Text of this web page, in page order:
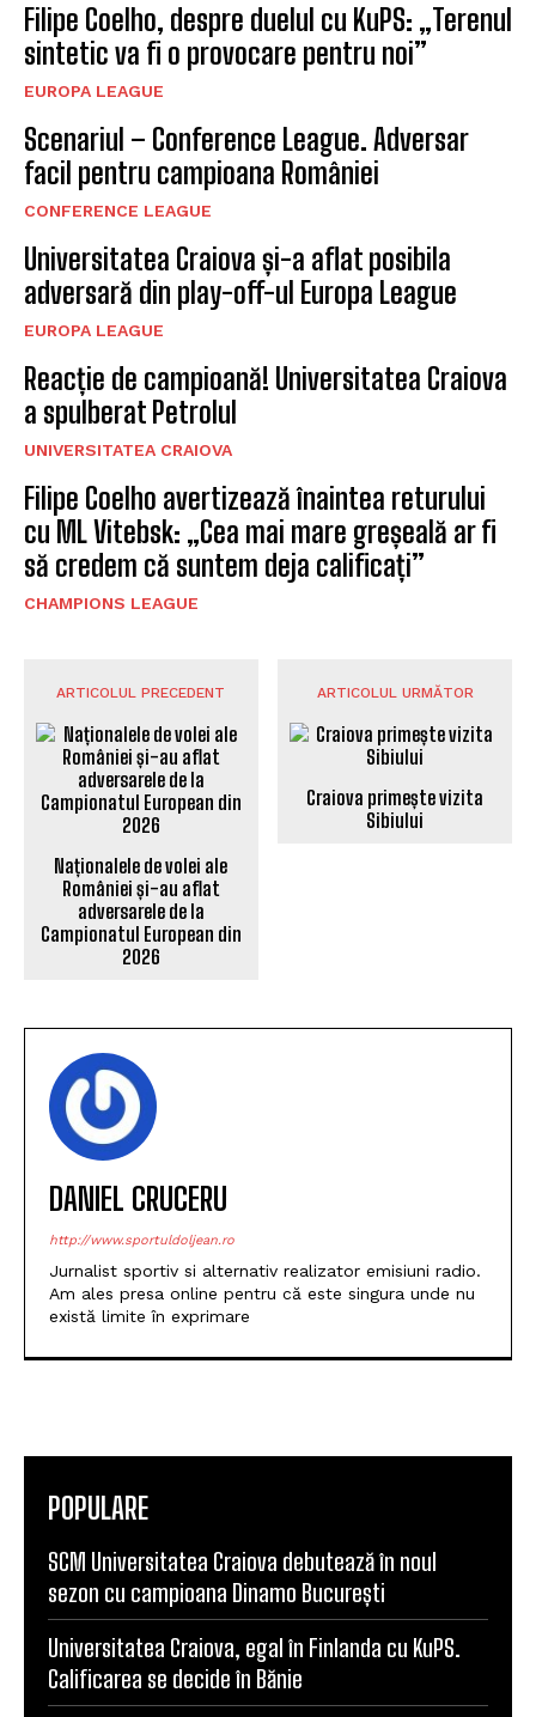
Filipe Coelho, despre duelul cu KuPS: „Terenul
sintetic va fi o provocare pentru noi”
EUROPA LEAGUE
Scenariul – Conference League. Adversar
facil pentru campioana României
CONFERENCE LEAGUE
Universitatea Craiova și-a aflat posibila
adversară din play-off-ul Europa League
EUROPA LEAGUE
Reacție de campioană! Universitatea Craiova
a spulberat Petrolul
UNIVERSITATEA CRAIOVA
Filipe Coelho avertizează înaintea returului
cu ML Vitebsk: „Cea mai mare greșeală ar fi
să credem că suntem deja calificați”
CHAMPIONS LEAGUE
ARTICOLUL PRECEDENT
Naționalele de volei ale
României și-au aflat
adversarele de la
Campionatul European din
2026
ARTICOLUL URMĂTOR
Craiova primește vizita
Sibiului
DANIEL CRUCERU
http://www.sportuldoljean.ro
Jurnalist sportiv si alternativ realizator emisiuni radio.
Am ales presa online pentru că este singura unde nu
există limite în exprimare
POPULARE
SCM Universitatea Craiova debutează în noul
sezon cu campioana Dinamo București
Universitatea Craiova, egal în Finlanda cu KuPS.
Calificarea se decide în Bănie